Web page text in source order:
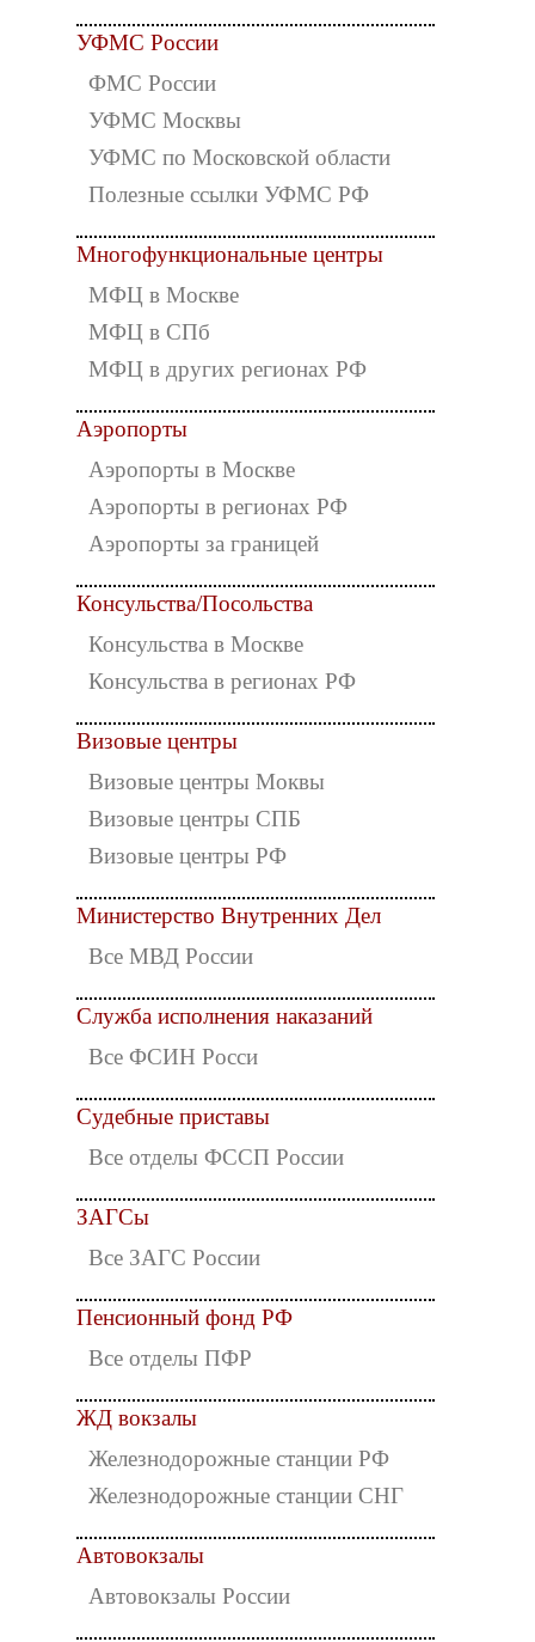
УФМС России
ФМС России
УФМС Москвы
УФМС по Московской области
Полезные ссылки УФМС РФ
Многофункциональные центры
МФЦ в Москве
МФЦ в СПб
МФЦ в других регионах РФ
Аэропорты
Аэропорты в Москве
Аэропорты в регионах РФ
Аэропорты за границей
Консульства/Посольства
Консульства в Москве
Консульства в регионах РФ
Визовые центры
Визовые центры Моквы
Визовые центры СПБ
Визовые центры РФ
Министерство Внутренних Дел
Все МВД России
Служба исполнения наказаний
Все ФСИН Росси
Судебные приставы
Все отделы ФССП России
ЗАГСы
Все ЗАГС России
Пенсионный фонд РФ
Все отделы ПФР
ЖД вокзалы
Железнодорожные станции РФ
Железнодорожные станции СНГ
Автовокзалы
Автовокзалы России